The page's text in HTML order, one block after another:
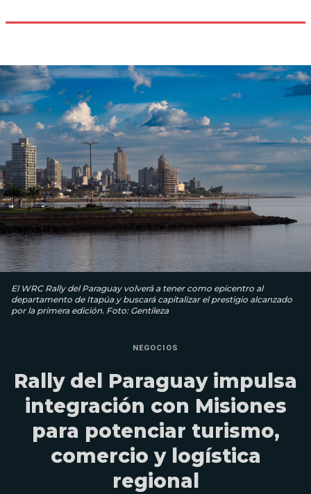
El WRC Rally del Paraguay volverá a tener como epicentro al
departamento de Itapúa y buscará capitalizar el prestigio alcanzado
por la primera edición. Foto: Gentileza
NEGOCIOS
Rally del Paraguay impulsa
integración con Misiones
para potenciar turismo,
comercio y logística
regional